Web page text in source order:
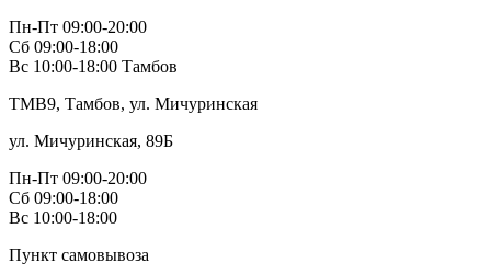
Пн-Пт 09:00-20:00
Сб 09:00-18:00
Вс 10:00-18:00 Тамбов
TMB9, Тамбов, ул. Мичуринская
ул. Мичуринская, 89Б
Пн-Пт 09:00-20:00
Сб 09:00-18:00
Вс 10:00-18:00
Пункт самовывоза